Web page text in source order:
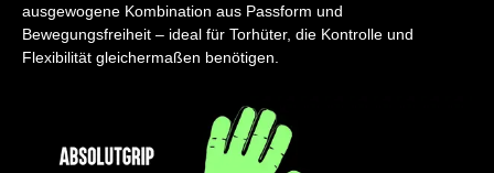
ausgewogene Kombination aus Passform und
Bewegungsfreiheit – ideal für Torhüter, die Kontrolle und
Flexibilität gleichermaßen benötigen.